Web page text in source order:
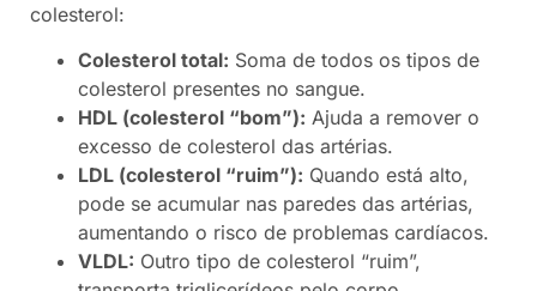
colesterol:
Colesterol total: Soma de todos os tipos de
colesterol presentes no sangue.
HDL (colesterol “bom”): Ajuda a remover o
excesso de colesterol das artérias.
LDL (colesterol “ruim”): Quando está alto,
pode se acumular nas paredes das artérias,
aumentando o risco de problemas cardíacos.
VLDL: Outro tipo de colesterol “ruim”,